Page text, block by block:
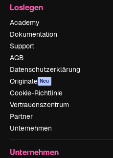
Loslegen
Academy
Dokumentation
Support
AGB
Datenschutzerklärung
Originale Neu
Cookie-Richtlinie
Vertrauenszentrum
Partner
Unternehmen
Unternehmen